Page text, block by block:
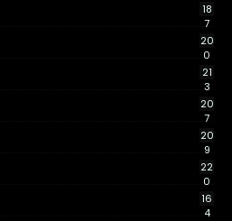
18
7
20
0
21
3
20
7
20
9
22
0
16
4